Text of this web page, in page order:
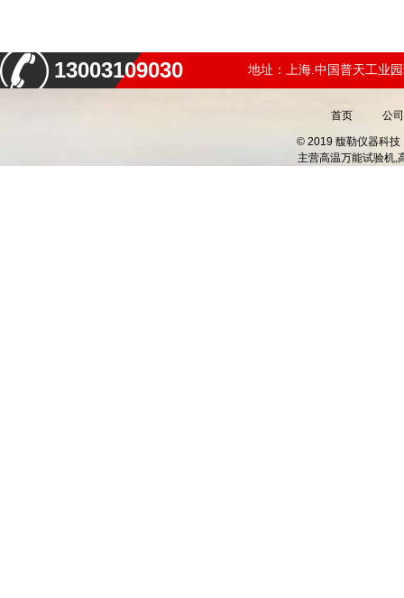
13003109030 地址：上海.中国普天工业
首页 公
© 2019 馥勒仪器科技
主营高温万能试验机,